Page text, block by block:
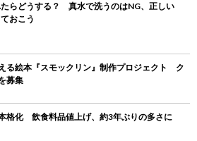
らどうする？ 真水で洗うのはNG、正しい
おこう
る絵本『スモックリン』制作プロジェクト ク
募集
格化 飲食料品値上げ、約3年ぶりの多さに